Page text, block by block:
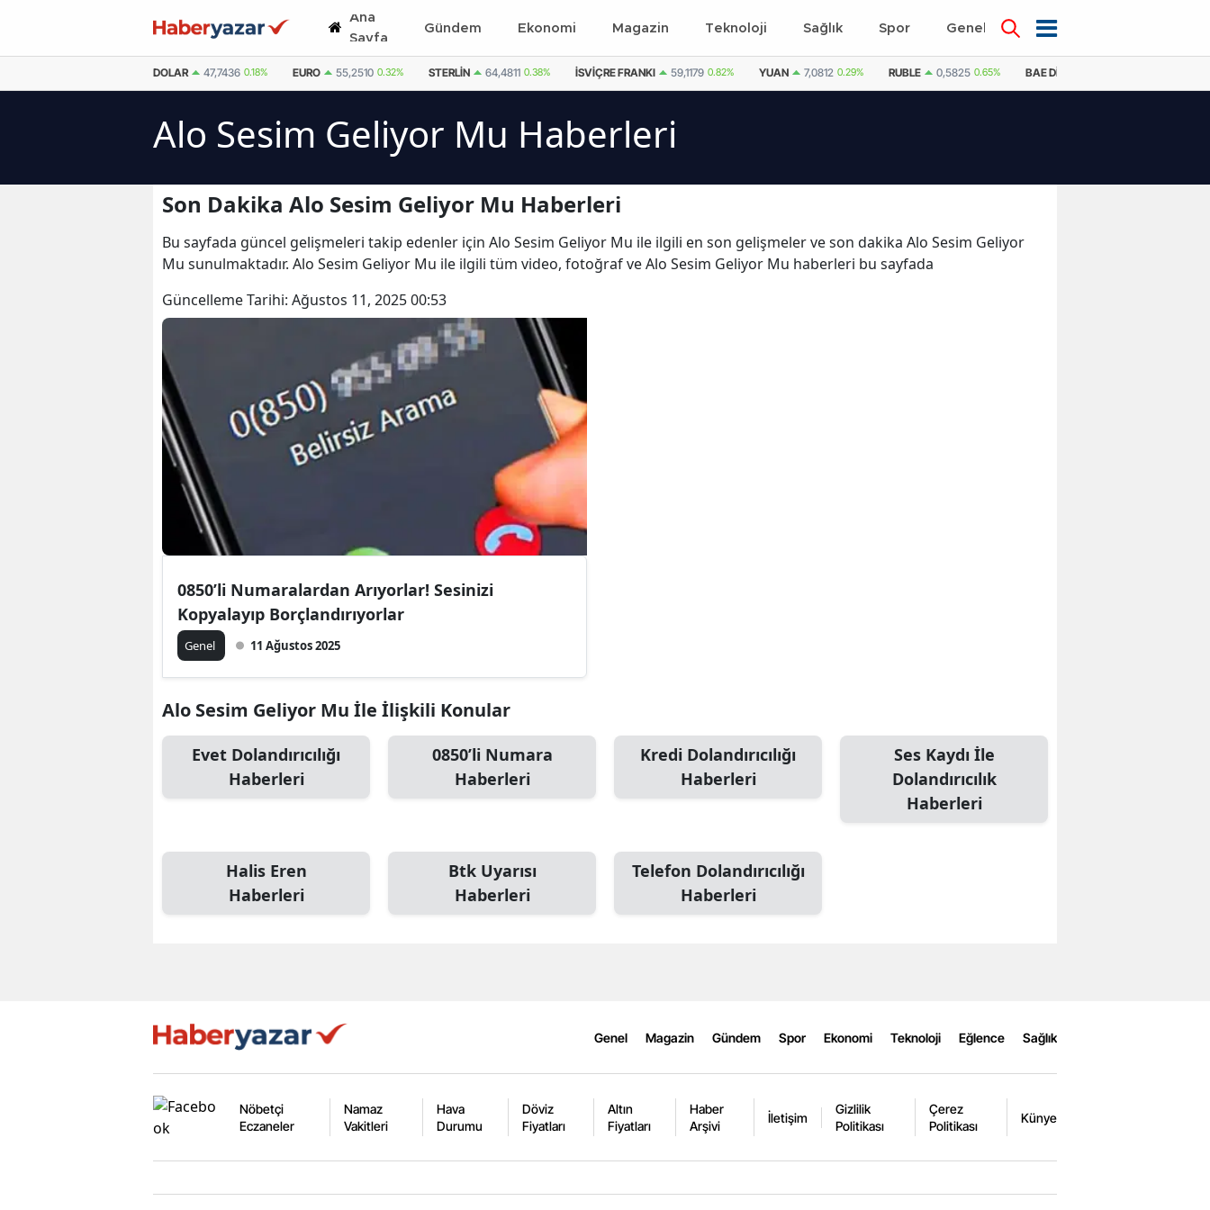
Ana
Sayfa
Gündem Ekonomi Magazin Teknoloji Sağlık Spor Genel Dünya
DOLAR 47,7436 0.18% EURO 55,2510 0.32% STERLIN 64,4811 0.38% İSVIÇRE FRANKI 59,1179 0.82% YUAN 7,0812 0.29% RUBLE 0,5825 0.65% BAE DIRHEMI
Alo Sesim Geliyor Mu Haberleri
Son Dakika Alo Sesim Geliyor Mu Haberleri
Bu sayfada güncel gelişmeleri takip edenler için Alo Sesim Geliyor Mu ile ilgili en son gelişmeler ve son dakika Alo Sesim Geliyor
Mu sunulmaktadır. Alo Sesim Geliyor Mu ile ilgili tüm video, fotoğraf ve Alo Sesim Geliyor Mu haberleri bu sayfada
Güncelleme Tarihi: Ağustos 11, 2025 00:53
0850’li Numaralardan Arıyorlar! Sesinizi
Kopyalayıp Borçlandırıyorlar
Genel 11 Ağustos 2025
Alo Sesim Geliyor Mu İle İlişkili Konular
Evet Dolandırıcılığı
Haberleri
0850’li Numara
Haberleri
Kredi Dolandırıcılığı
Haberleri
Ses Kaydı İle
Dolandırıcılık
Haberleri
Halis Eren
Haberleri
Btk Uyarısı
Haberleri
Telefon Dolandırıcılığı
Haberleri
Genel Magazin Gündem Spor Ekonomi Teknoloji Eğlence Sağlık
Nöbetçi
Eczaneler
Namaz
Vakitleri
Hava
Durumu
Döviz
Fiyatları
Altın
Fiyatları
Haber
Arşivi
İletişim
Gizlilik
Politikası
Çerez
Politikası
Künye